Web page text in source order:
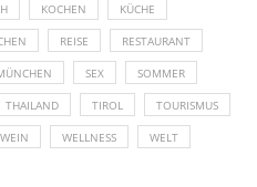
KOCHEN KÜCHE
REISE RESTAURANT
SEX SOMMER
THAILAND TIROL TOURISMUS
WEIN WELLNESS WELT